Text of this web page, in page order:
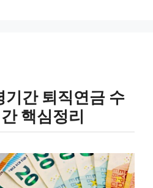
기간 퇴직연금 수
핵심정리